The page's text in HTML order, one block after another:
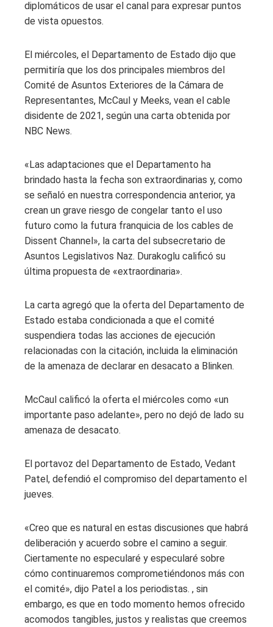
diplomáticos de usar el canal para expresar puntos
de vista opuestos.
El miércoles, el Departamento de Estado dijo que
permitiría que los dos principales miembros del
Comité de Asuntos Exteriores de la Cámara de
Representantes, McCaul y Meeks, vean el cable
disidente de 2021, según una carta obtenida por
NBC News.
«Las adaptaciones que el Departamento ha
brindado hasta la fecha son extraordinarias y, como
se señaló en nuestra correspondencia anterior, ya
crean un grave riesgo de congelar tanto el uso
futuro como la futura franquicia de los cables de
Dissent Channel», la carta del subsecretario de
Asuntos Legislativos Naz. Durakoglu calificó su
última propuesta de «extraordinaria».
La carta agregó que la oferta del Departamento de
Estado estaba condicionada a que el comité
suspendiera todas las acciones de ejecución
relacionadas con la citación, incluida la eliminación
de la amenaza de declarar en desacato a Blinken.
McCaul calificó la oferta el miércoles como «un
importante paso adelante», pero no dejó de lado su
amenaza de desacato.
El portavoz del Departamento de Estado, Vedant
Patel, defendió el compromiso del departamento el
jueves.
«Creo que es natural en estas discusiones que habrá
deliberación y acuerdo sobre el camino a seguir.
Ciertamente no especularé y especularé sobre
cómo continuaremos comprometiéndonos más con
el comité», dijo Patel a los periodistas. , sin
embargo, es que en todo momento hemos ofrecido
acomodos tangibles, justos y realistas que creemos